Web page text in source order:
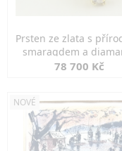
Prsten ze zlata s
smaragdem a
78 700 Kč
NOVÉ